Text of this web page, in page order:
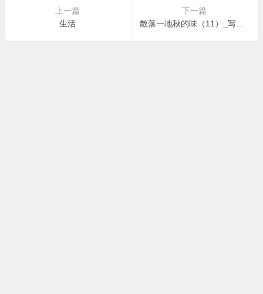
上一篇
生活
下一篇
散落一地秋的味（11）_写给现在的孩子们 2013-9-23 19:03